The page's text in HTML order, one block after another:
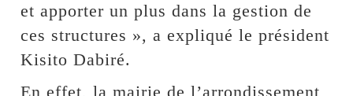
et apporter un plus dans la gestion de
ces structures », a expliqué le président
Kisito Dabiré.
En effet, la mairie de l’arrondissement